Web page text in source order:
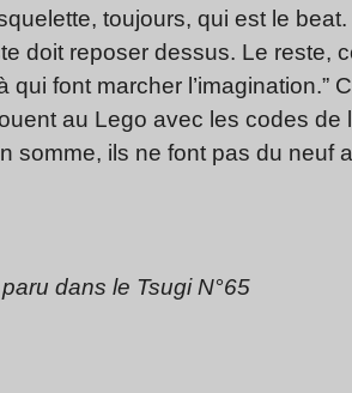
toujours, qui est le
doit reposer dessus. Le reste,
font marcher l’imagination.”
au Lego avec les codes
somme, ils ne font pas du neuf
dans le Tsugi N°65